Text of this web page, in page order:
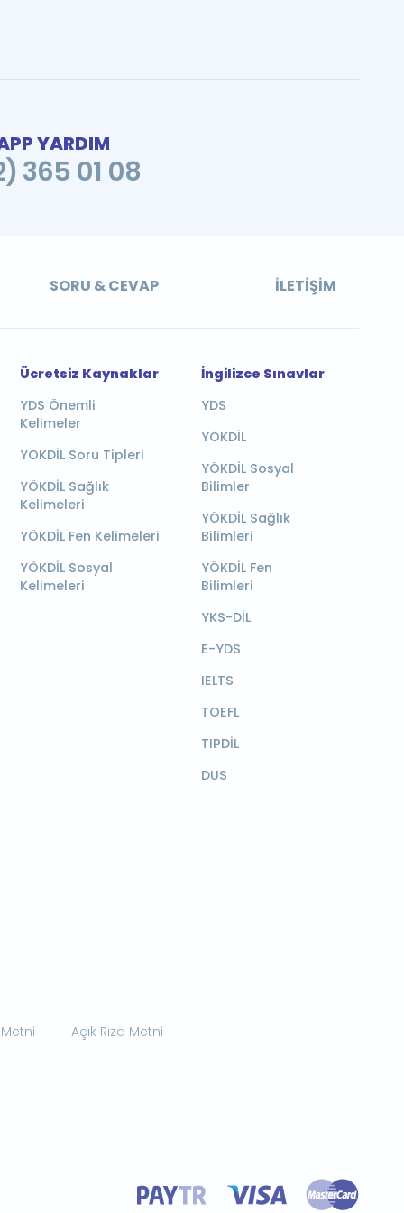
YARDIM
365 01 08
SORU & CEVAP İLETIŞIM
Ücretsiz Kaynaklar
YDS Önemli
Kelimeler
YÖKDİL Soru Tipleri
YÖKDİL Sağlık
Kelimeleri
YÖKDİL Fen Kelimeleri
YÖKDİL Sosyal
Kelimeleri
İngilizce Sınavlar
YDS
YÖKDİL
YÖKDİL Sosyal
Bilimler
YÖKDİL Sağlık
Bilimleri
YÖKDİL Fen
Bilimleri
YKS-DİL
E-YDS
IELTS
TOEFL
TIPDİL
DUS
Açık Rıza Metni